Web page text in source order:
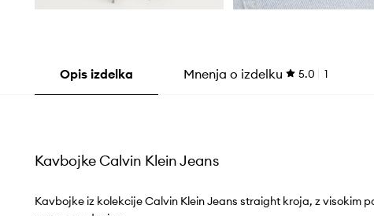
Opis izdelka Mnenja o izdelku 5.0 1
Kavbojke Calvin Klein Jeans
Kavbojke iz kolekcije Calvin Klein Jeans straight kroja, z visokim